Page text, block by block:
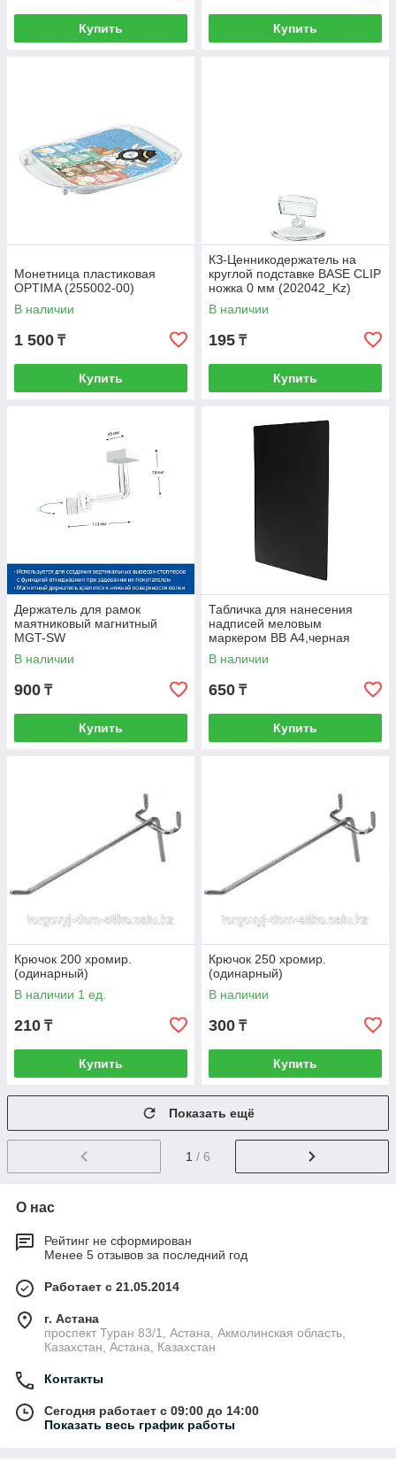
Купить Купить
Монетница пластиковая
OPTIMA (255002-00)
В наличии
1 500 ₸
Купить
КЗ-Ценникодержатель на
круглой подставке BASE CLIP
ножка 0 мм (202042_Kz)
В наличии
195 ₸
Купить
Держатель для рамок
маятниковый магнитный
MGT-SW
В наличии
900 ₸
Купить
Табличка для нанесения
надписей меловым
маркером ВВ А4,черная
В наличии
650 ₸
Купить
Крючок 200 хромир.
(одинарный)
В наличии 1 ед.
210 ₸
Купить
Крючок 250 хромир.
(одинарный)
В наличии
300 ₸
Купить
Показать ещё
1 / 6
О нас
Рейтинг не сформирован
Менее 5 отзывов за последний год
Работает с 21.05.2014
г. Астана
проспект Туран 83/1, Астана, Акмолинская область,
Казахстан, Астана, Казахстан
Контакты
Сегодня работает с 09:00 до 14:00
Показать весь график работы